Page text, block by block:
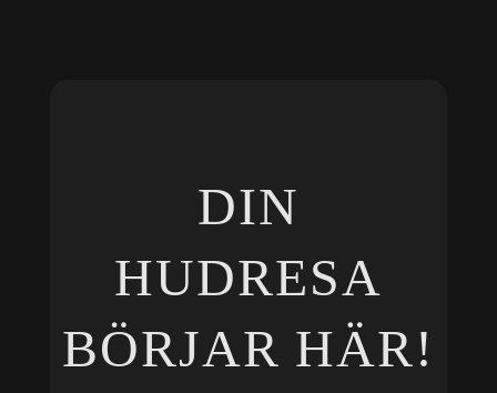
DIN
HUDRESA
BÖRJAR HÄR!